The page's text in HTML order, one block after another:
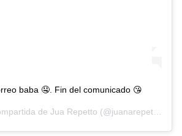
baba 🤤. Fin del comunicado 😘
de Jua Repetto (@juanarepettook) el